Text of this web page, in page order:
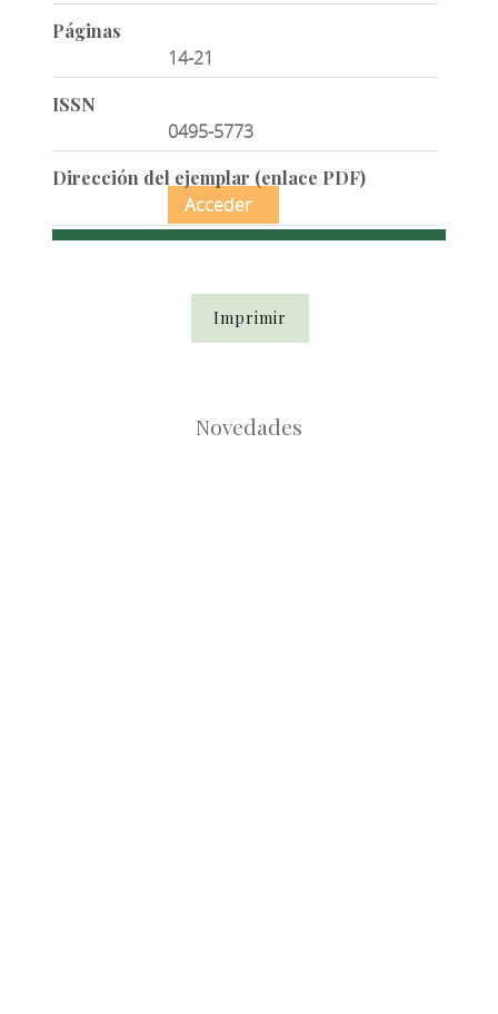
Páginas
14-21
ISSN
0495-5773
Dirección del ejemplar (enlace PDF)
Acceder
Imprimir
Novedades